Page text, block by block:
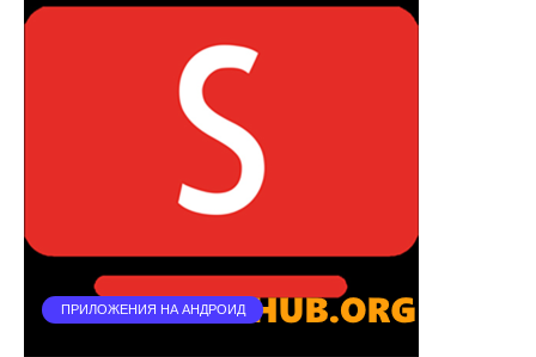
ПРИЛОЖЕНИЯ НА АНДРОИД